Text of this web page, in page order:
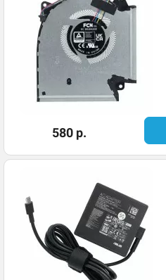
580 р.